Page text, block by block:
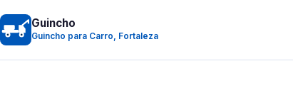
Guincho
Guincho para Carro, Fortaleza